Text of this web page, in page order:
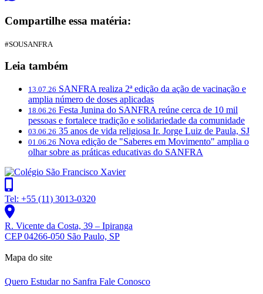
Compartilhe essa matéria:
#SOUSANFRA
Leia também
13.07.26 SANFRA realiza 2ª edição da ação de vacinação e
amplia número de doses aplicadas
18.06.26 Festa Junina do SANFRA reúne cerca de 10 mil
pessoas e fortalece tradição e solidariedade da comunidade
03.06.26 35 anos de vida religiosa Ir. Jorge Luiz de Paula, SJ
01.06.26 Nova edição de "Saberes em Movimento" amplia o
olhar sobre as práticas educativas do SANFRA
Tel: +55 (11) 3013-0320
R. Vicente da Costa, 39 – Ipiranga
CEP 04266-050 São Paulo, SP
Mapa do site
Quero Estudar no Sanfra Fale Conosco